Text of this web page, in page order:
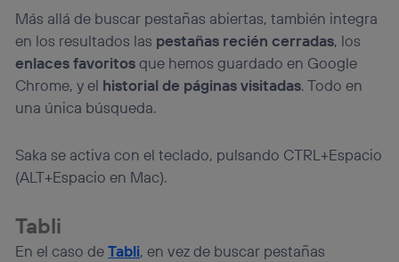
Más allá de buscar pestañas abiertas, también integra
en los resultados las pestañas recién cerradas, los
enlaces favoritosque hemos guardado en Google
Chrome, y el historial de páginas visitadas. Todo en
una única búsqueda.
Saka se activa con el teclado, pulsando CTRL+Espacio
(ALT+Espacio en Mac).
Tabli
En el caso deTabli, en vez de buscar pestañas